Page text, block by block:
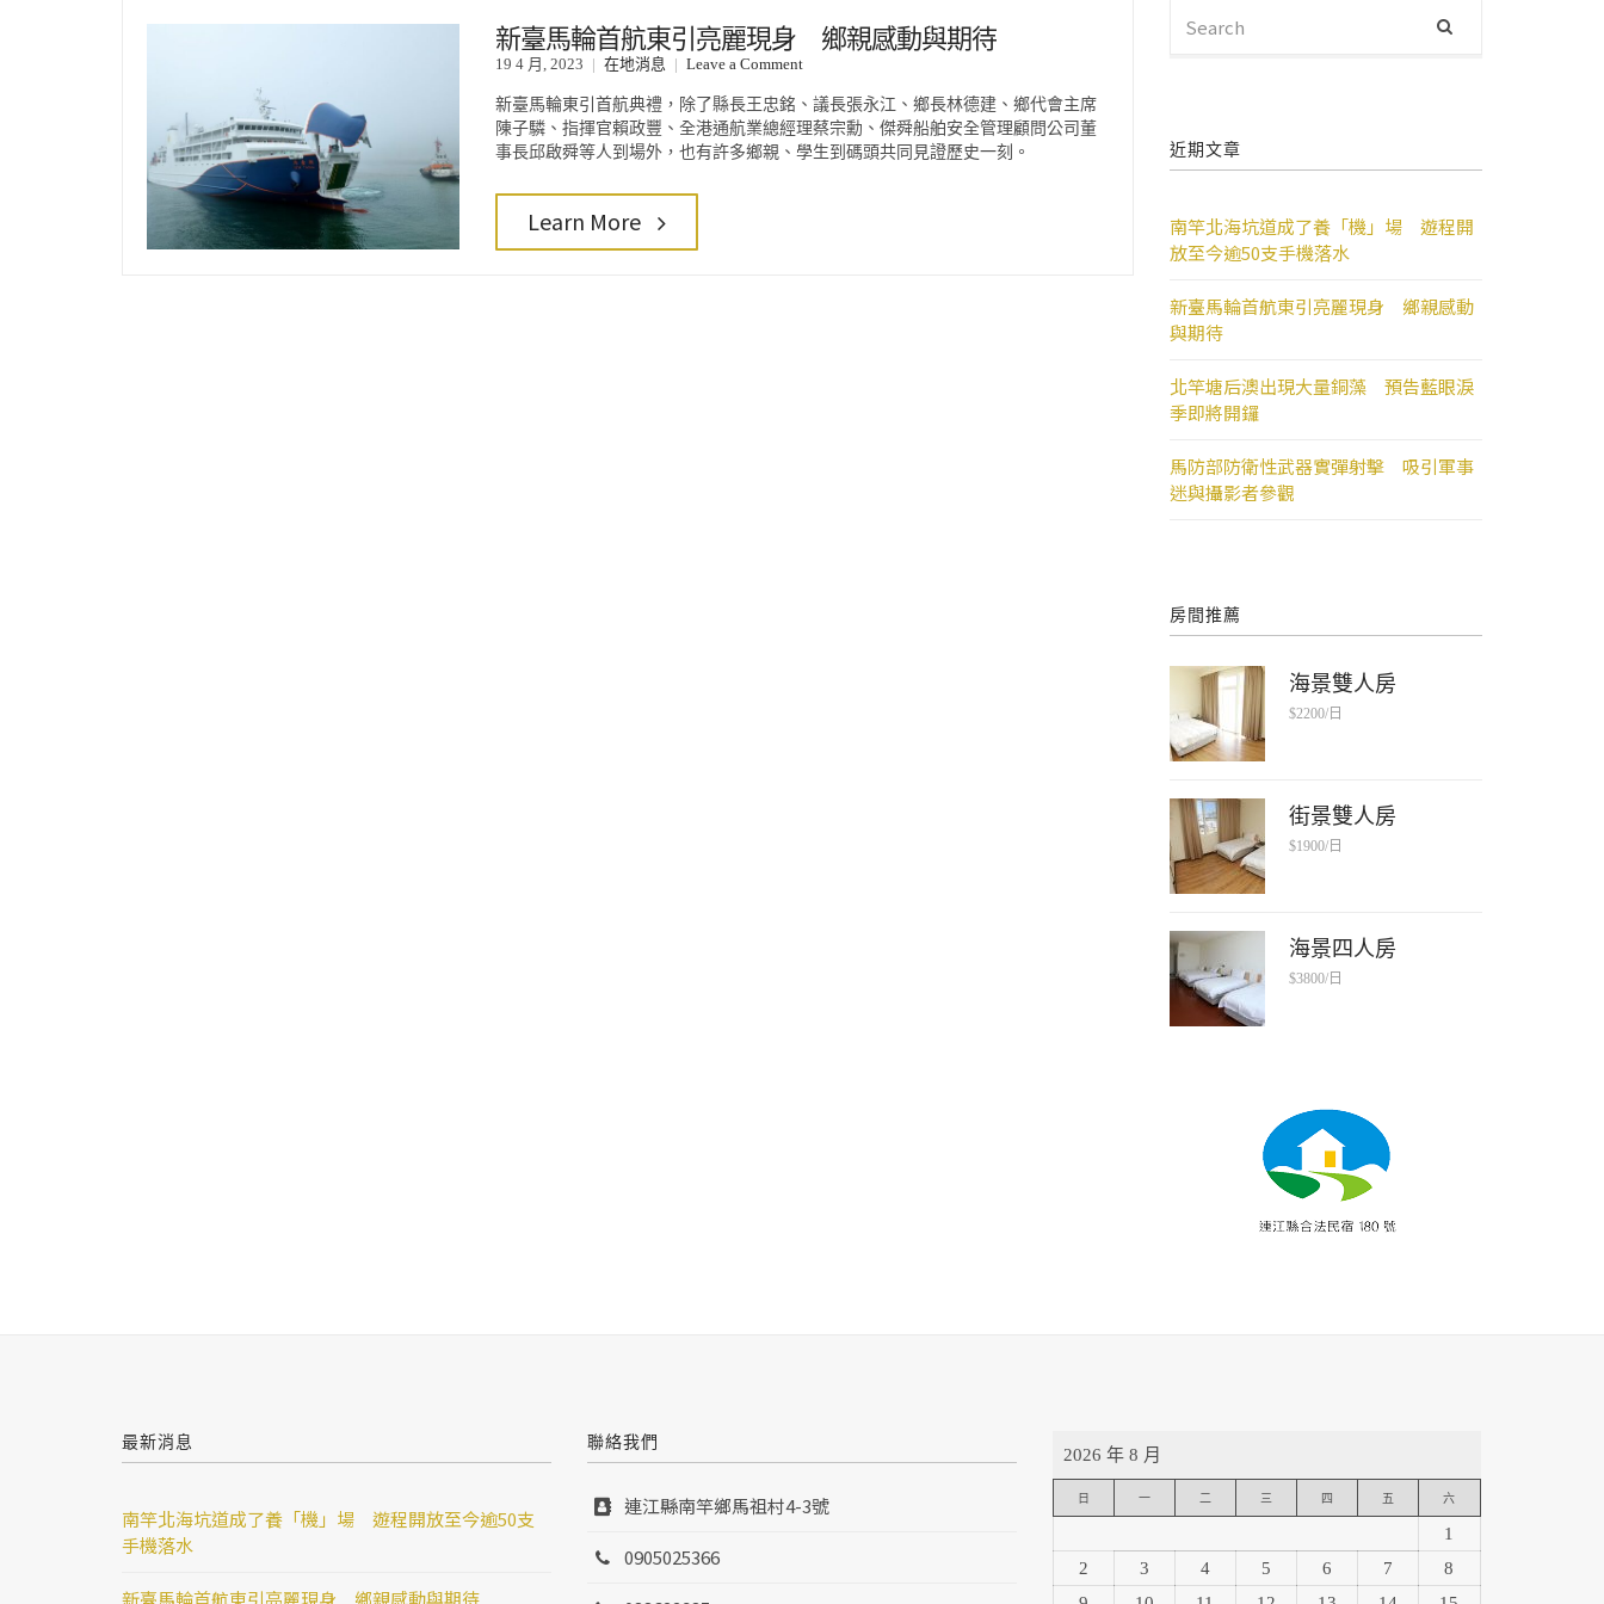
新臺馬輪首航東引亮麗現身 鄉親感動與期待
19 4 月, 2023 在地消息 Leave a Commenton
臺
馬
輪
新臺馬輪東引首航典禮，除了縣長王忠銘、議長張永江、鄉長林德建、鄉代會主席
陳子驎、指揮官賴政豐、全港通航業總經理蔡宗勳、傑舜船舶安全管理顧問公司董
事長邱啟舜等人到場外，也有許多鄉親、學生到碼頭共同見證歷史一刻。
Learn More
FOR:
近期文章
南竿北海坑道成了養「機」場 遊程開
放至今逾50支手機落水
新臺馬輪首航東引亮麗現身 鄉親感動
與期待
北竿塘后澳出現大量銅藻 預告藍眼淚
季即將開鑼
馬防部防衛性武器實彈射擊 吸引軍事
迷與攝影者參觀
房間推薦
海景雙人房
$2200/日
街景雙人房
$1900/日
海景四人房
$3800/日
最新消息
南竿北海坑道成了養「機」場 遊程開放至今逾50支
手機落水
新臺馬輪首航東引亮麗現身 鄉親感動與期待
聯絡我們
連江縣南竿鄉馬祖村4-3號
0905025366
2026 年 8 月
日 一 二 三 四 五 六
1
2
3 4 5 6 7
8